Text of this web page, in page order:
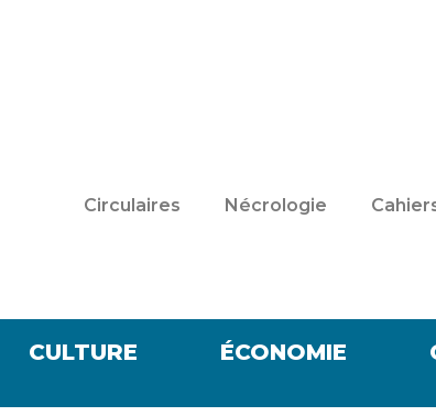
Circulaires Nécrologie
CULTURE ÉCONOMIE